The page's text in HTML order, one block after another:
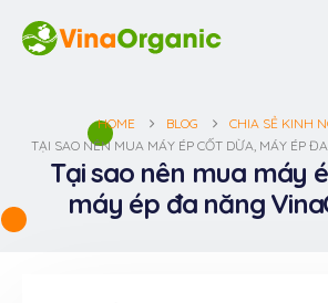
HOME BLOG
CHIA SẺ KINH
TẠI SAO NÊN MUA MÁY ÉP CỐT DỪA, MÁY ÉP
Tại sao nên mua máy
máy ép đa năng